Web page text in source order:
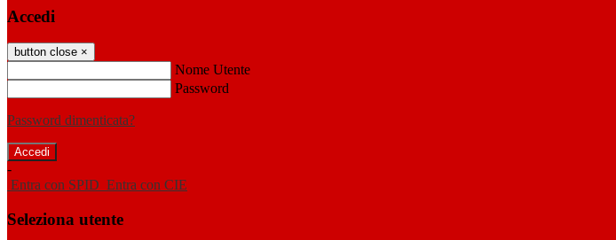
Accedi
button close ×
Nome Utente
Password
Password dimenticata?
-
Entra con SPID Entra con CIE
Seleziona utente